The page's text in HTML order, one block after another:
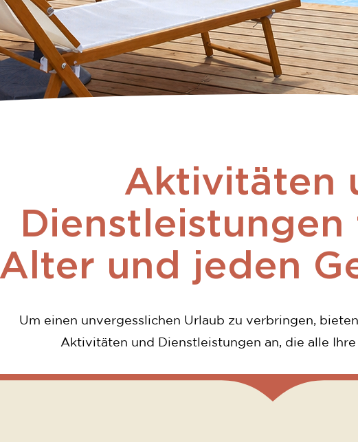
Aktivitäten
Dienstleistungen
Alter und jeden
Um einen unvergesslichen Urlaub zu verbringen,
Aktivitäten und Dienstleistungen an, die alle